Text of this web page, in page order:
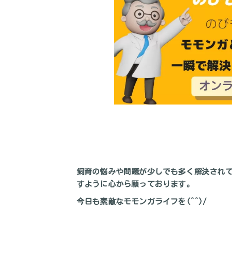
飼育の悩みや問題が少しでも多く解決され
すように心から願っております。
今日も素敵なモモンガライフを(^^)/